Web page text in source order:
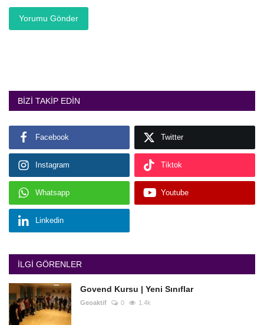
Yorumu Gönder
BIZI TAKIP EDIN
Facebook Twitter
Instagram Tiktok
Whatsapp Youtube
Linkedin
İLGI GÖRENLER
Govend Kursu | Yeni Sınıflar
Geoaktif 0 1.4k